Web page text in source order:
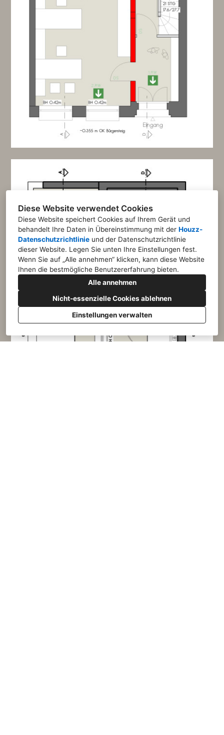
Diese Website verwendet Cookies
Diese Website speichert Cookies auf Ihrem Gerät und
behandelt Ihre Daten in Übereinstimmung mit der Houzz-
Datenschutzrichtlinie und der Datenschutzrichtlinie
dieser Website. Legen Sie unten Ihre Einstellungen fest.
Wenn Sie auf „Alle annehmen“ klicken, kann diese Website
Ihnen die bestmögliche Benutzererfahrung bieten.
Alle annehmen
Nicht-essenzielle Cookies ablehnen
Einstellungen verwalten